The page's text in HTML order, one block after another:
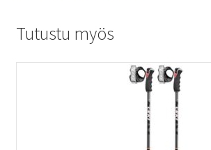
Tutustu myös